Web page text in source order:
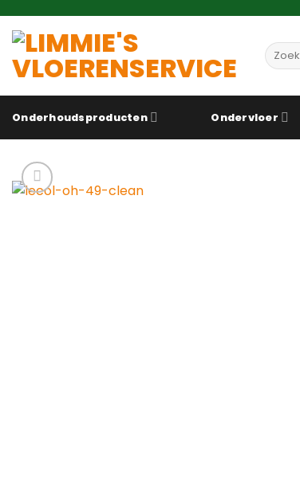
naar
inhoud
Zoeken
naar:
Onderhoudsproducten Ondervloer